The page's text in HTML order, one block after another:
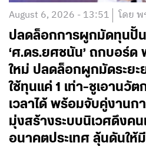
August 6, 2026 - 13:51 โดย พ
ปลดล็อกการผูกมัดทุนปั้
‘ศ.ดร.ยศชนัน’ ถกบอร์ด
ใหม่ ปลดล็อกผูกมัดระยะ
ใช้ทุนแค่ 1 เท่า-ชูเอานวั
เวลาได้ พร้อมจับคู่งานก
มุ่งสร้างระบบนิเวศดึงค
อนาคตประเทศ ลุ้นดันให้